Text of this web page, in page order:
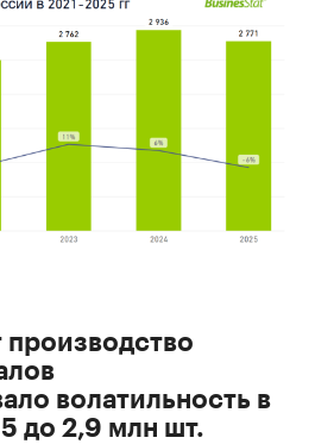
производство
волатильность в
до 2,9 млн шт.